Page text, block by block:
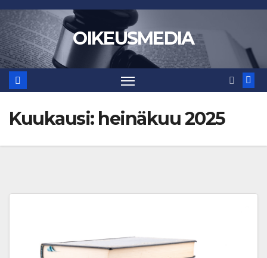
Skip
to
content
OIKEUSMEDIA
Kuukausi: heinäkuu 2025